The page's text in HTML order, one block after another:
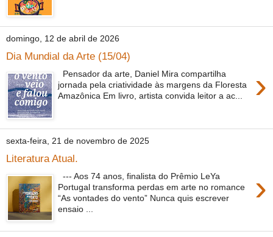
domingo, 12 de abril de 2026
Dia Mundial da Arte (15/04)
›
Pensador da arte, Daniel Mira compartilha
jornada pela criatividade às margens da Floresta
Amazônica Em livro, artista convida leitor a ac...
sexta-feira, 21 de novembro de 2025
Literatura Atual.
›
--- Aos 74 anos, finalista do Prêmio LeYa
Portugal transforma perdas em arte no romance
“As vontades do vento” Nunca quis escrever
ensaio ...